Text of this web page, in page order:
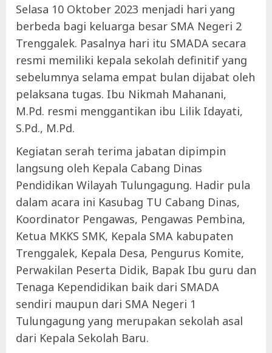
Selasa 10 Oktober 2023 menjadi hari yang
berbeda bagi keluarga besar SMA Negeri 2
Trenggalek. Pasalnya hari itu SMADA secara
resmi memiliki kepala sekolah definitif yang
sebelumnya selama empat bulan dijabat oleh
pelaksana tugas. Ibu Nikmah Mahanani,
M.Pd. resmi menggantikan ibu Lilik Idayati,
S.Pd., M.Pd.
Kegiatan serah terima jabatan dipimpin
langsung oleh Kepala Cabang Dinas
Pendidikan Wilayah Tulungagung. Hadir pula
dalam acara ini Kasubag TU Cabang Dinas,
Koordinator Pengawas, Pengawas Pembina,
Ketua MKKS SMK, Kepala SMA kabupaten
Trenggalek, Kepala Desa, Pengurus Komite,
Perwakilan Peserta Didik, Bapak Ibu guru dan
Tenaga Kependidikan baik dari SMADA
sendiri maupun dari SMA Negeri 1
Tulungagung yang merupakan sekolah asal
dari Kepala Sekolah Baru.